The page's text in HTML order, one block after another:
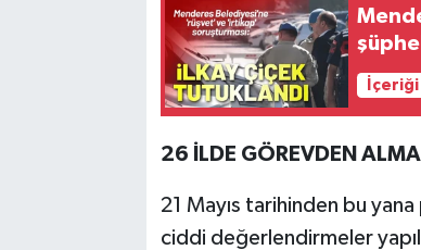
26 İLDE GÖREVDEN ALMA
21 Mayıs tarihinden bu
ciddi değerlendirmeler